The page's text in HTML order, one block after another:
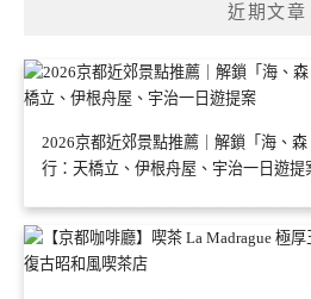
近期文章
2026京都近郊景點推薦｜解鎖「海、
行：天橋立、伊根舟屋、宇治一日遊提